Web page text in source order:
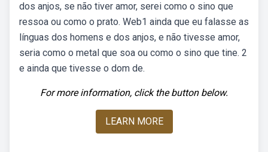
dos anjos, se não tiver amor, serei como o sino que
ressoa ou como o prato. Web1 ainda que eu falasse as
línguas dos homens e dos anjos, e não tivesse amor,
seria como o metal que soa ou como o sino que tine. 2
e ainda que tivesse o dom de.
For more information, click the button below.
LEARN MORE